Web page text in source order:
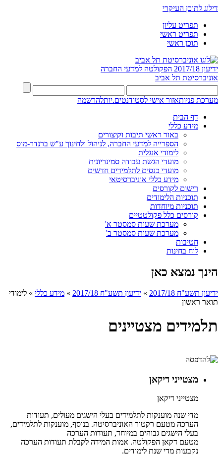
דילוג לתוכן העיקרי
תפריט עליון
תפריט ראשי
תוכן ראשי
ידיעון 2017/18
הפקולטה למדעי החברה
אוניברסיטת תל אביב
מערכת פניותאזור אישי לסטודנטים.יותלהרשמה
דף הבית
מידע כללי
באור ראשי תיבות וקיצורים
הספרייה למדעי החברה, לניהול ולחינוך ע"ש ברנדר-מוס
לימודי אנגלית
מועדי הגשת עבודה סמינריונית
מועדי כנסים לתלמידים חדשים
מידע כללי אוניברסיטאי
רישום לקורסים
תוכניות הלימודים
תוכניות מיוחדות
קורסים כלל פקולטטיים
מערכת שעות סמסטר א'
מערכת שעות סמסטר ב'
חטיבות
לוח בחינות
הינך נמצא כאן
ידיעון תשע"ח 2017/18 » ידיעון תשע"ח 2017/18 » מידע כללי » לימודי
תואר ראשון
תלמידים מצטיינים
מצטייני דיקאן
מצטייני דיקאן
מדי שנה מוענקות לתלמידים בעלי הישגים מעולים, תעודות
הערכה מטעם רקטור האוניברסיטה. בנוסף, מוענקות לתלמידים,
בעלי הישגים גבוהים במיוחד, תעודות הערכה
מטעם דקאן הפקולטה. אמות המידה לקבלת תעודות הערכה
נקבעות מדי שנת לימודים.